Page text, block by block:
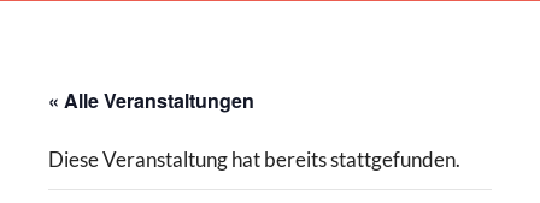
« Alle Veranstaltungen
Diese Veranstaltung hat bereits stattgefunden.